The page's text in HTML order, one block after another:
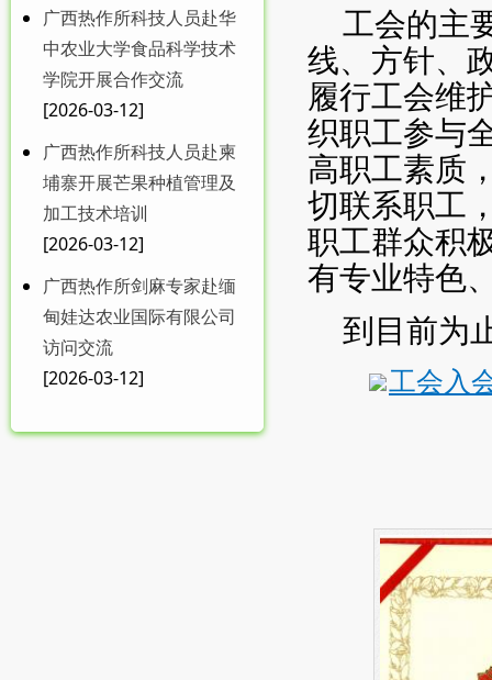
广西热作所科技人员赴华
中农业大学食品科学技术
学院开展合作交流
[2026-03-12]
广西热作所科技人员赴柬
埔寨开展芒果种植管理及
加工技术培训
[2026-03-12]
广西热作所剑麻专家赴缅
甸娃达农业国际有限公司
访问交流
[2026-03-12]
工会的主
线、方针、
履行工会维
织职工参与
高职工素质
切联系职工
职工群众积
有专业特色
到目前为
工会入